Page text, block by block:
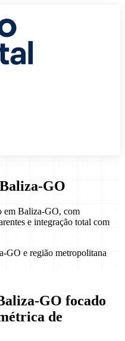
Baliza-GO
em Baliza-GO, com
e integração total com
GO e região metropolitana
GO focado
de